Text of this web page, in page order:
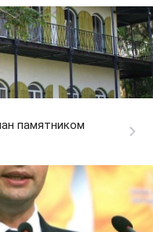
памятником